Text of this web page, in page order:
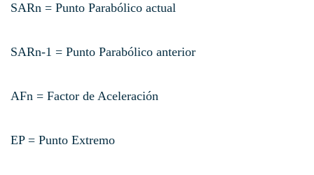
SARn = Punto Parabólico actual
SARn-1 = Punto Parabólico anterior
AFn = Factor de Aceleración
EP = Punto Extremo